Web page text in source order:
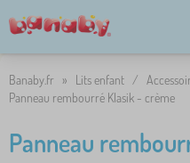
Banaby.fr » Lits enfant /
Panneau rembourré Klasik - crème
Panneau